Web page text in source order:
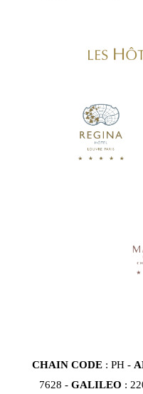
CHAIN CODE : PH -
7628 - GALILEO :